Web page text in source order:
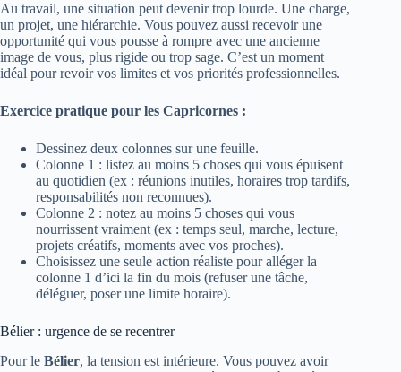
Au travail, une situation peut devenir trop lourde. Une charge,
un projet, une hiérarchie. Vous pouvez aussi recevoir une
opportunité qui vous pousse à rompre avec une ancienne
image de vous, plus rigide ou trop sage. C’est un moment
idéal pour revoir vos limites et vos priorités professionnelles.
Exercice pratique pour les Capricornes :
Dessinez deux colonnes sur une feuille.
Colonne 1 : listez au moins 5 choses qui vous épuisent
au quotidien (ex : réunions inutiles, horaires trop tardifs,
responsabilités non reconnues).
Colonne 2 : notez au moins 5 choses qui vous
nourrissent vraiment (ex : temps seul, marche, lecture,
projets créatifs, moments avec vos proches).
Choisissez une seule action réaliste pour alléger la
colonne 1 d’ici la fin du mois (refuser une tâche,
déléguer, poser une limite horaire).
Bélier : urgence de se recentrer
Pour le Bélier, la tension est intérieure. Vous pouvez avoir